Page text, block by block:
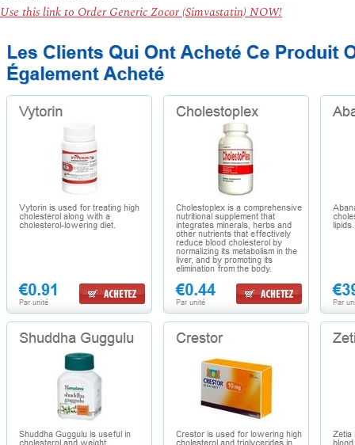
Use this link to Order Generic Zocor (Simvastatin) NOW!